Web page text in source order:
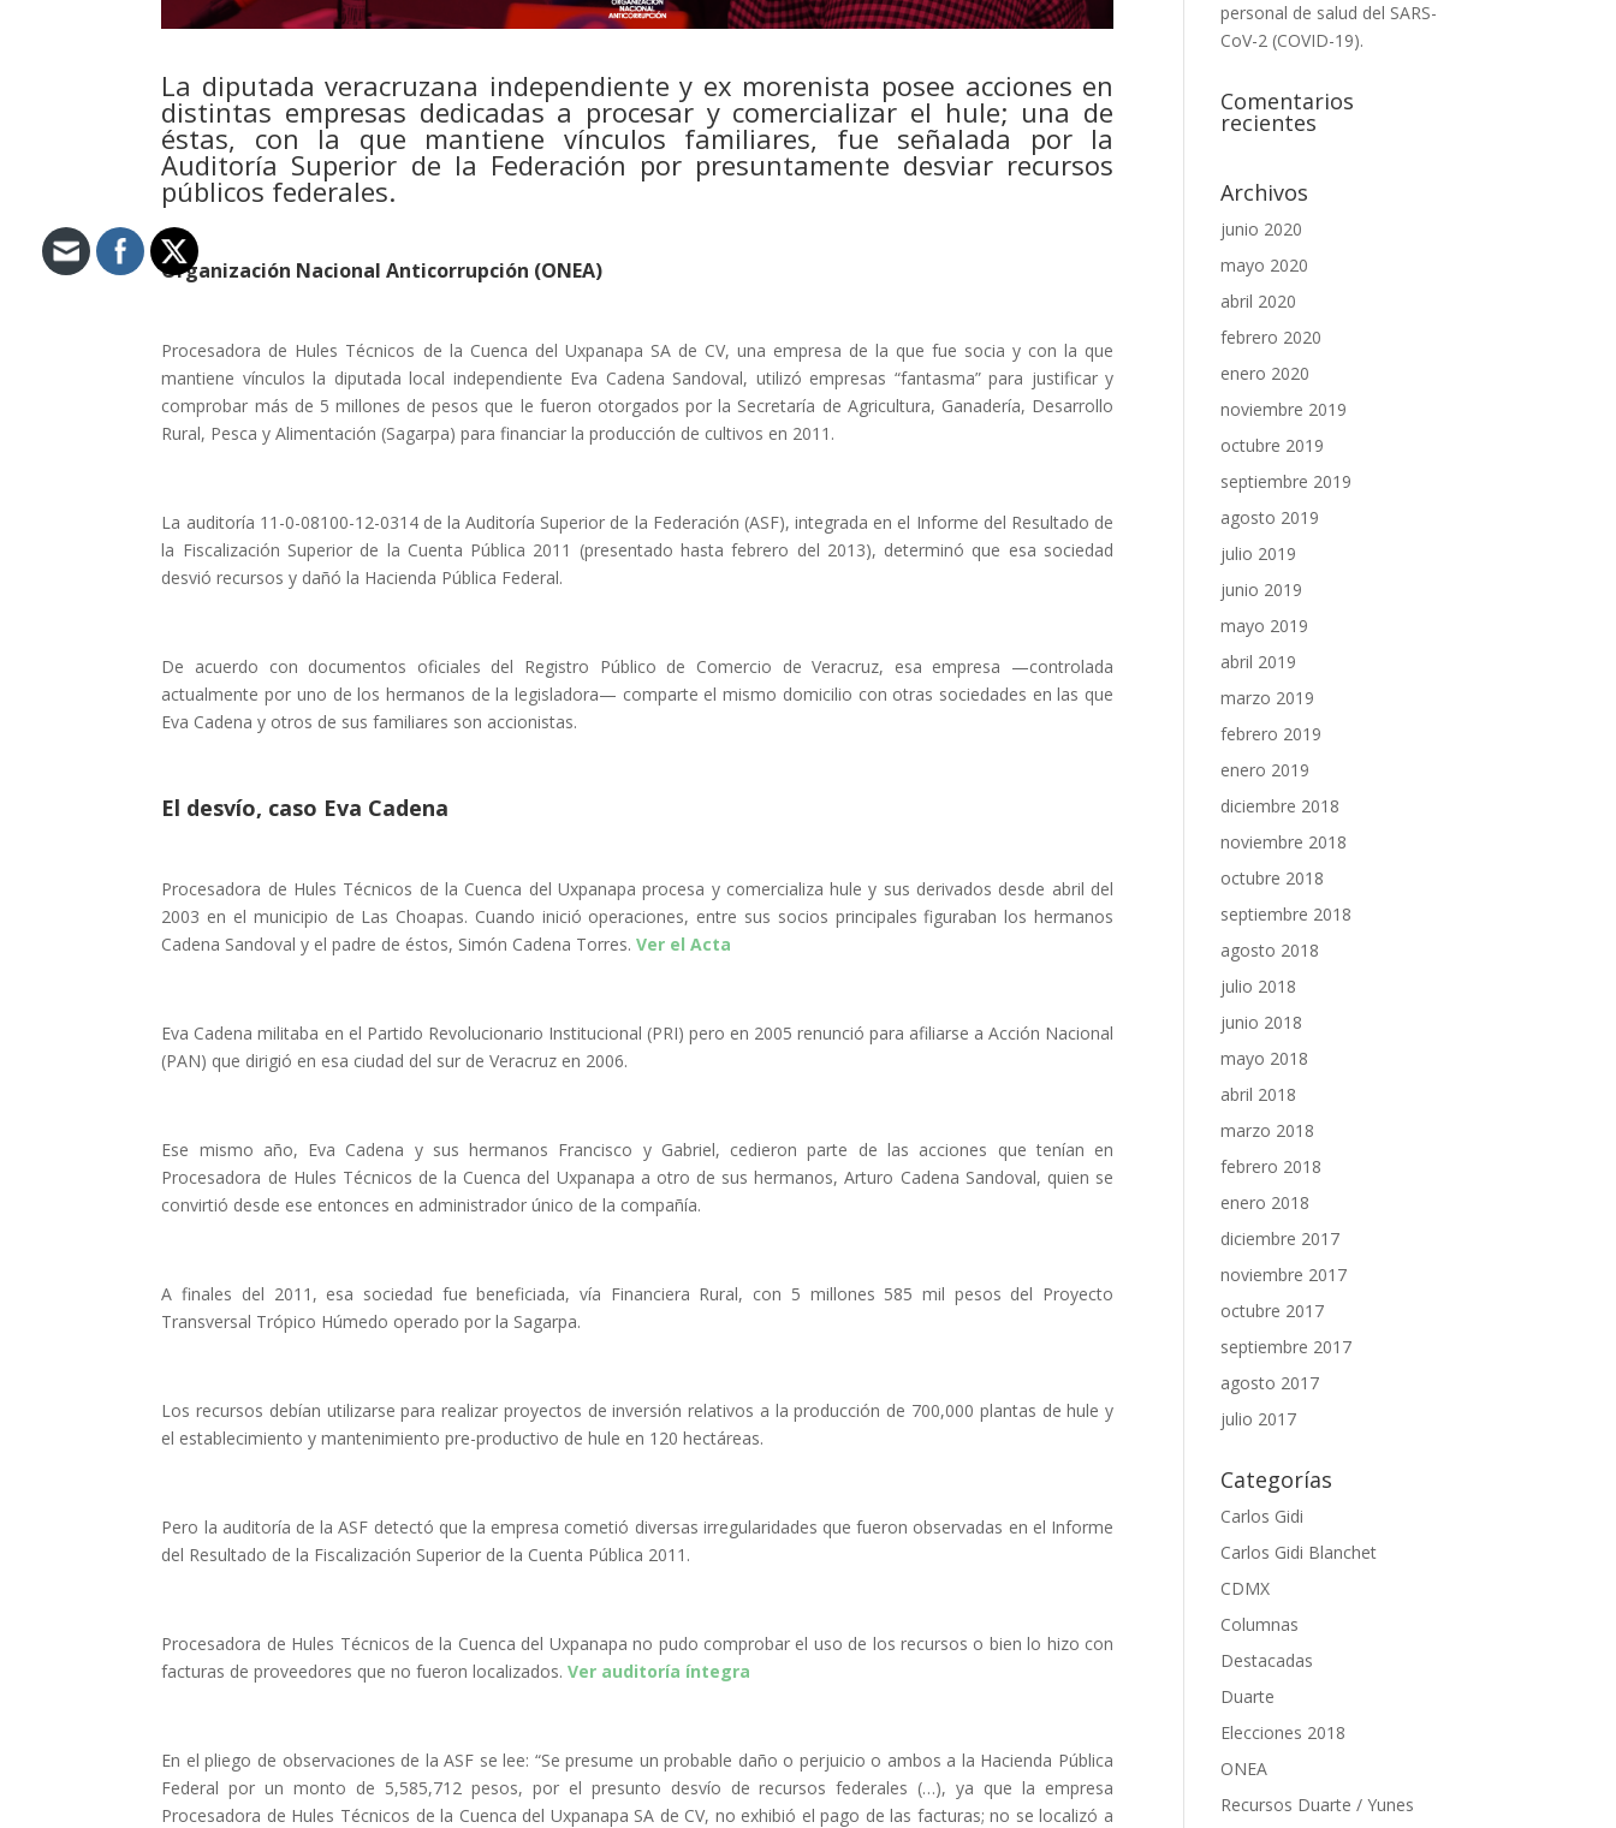
La diputada veracruzana independiente y ex morenista posee acciones en
distintas empresas dedicadas a procesar y comercializar el hule; una de
éstas, con la que mantiene vínculos familiares, fue señalada por la
Auditoría Superior de la Federación por presuntamente desviar recursos
públicos federales.
Organización Nacional Anticorrupción (ONEA)
Procesadora de Hules Técnicos de la Cuenca del Uxpanapa SA de CV, una empresa de la que fue socia y con la que
mantiene vínculos la diputada local independiente Eva Cadena Sandoval, utilizó empresas “fantasma” para justificar y
comprobar más de 5 millones de pesos que le fueron otorgados por la Secretaría de Agricultura, Ganadería, Desarrollo
Rural, Pesca y Alimentación (Sagarpa) para financiar la producción de cultivos en 2011.
La auditoría 11-0-08100-12-0314 de la Auditoría Superior de la Federación (ASF), integrada en el Informe del Resultado de
la Fiscalización Superior de la Cuenta Pública 2011 (presentado hasta febrero del 2013), determinó que esa sociedad
desvió recursos y dañó la Hacienda Pública Federal.
De acuerdo con documentos oficiales del Registro Público de Comercio de Veracruz, esa empresa —controlada
actualmente por uno de los hermanos de la legisladora— comparte el mismo domicilio con otras sociedades en las que
Eva Cadena y otros de sus familiares son accionistas.
El desvío, caso Eva Cadena
Procesadora de Hules Técnicos de la Cuenca del Uxpanapa procesa y comercializa hule y sus derivados desde abril del
2003 en el municipio de Las Choapas. Cuando inició operaciones, entre sus socios principales figuraban los hermanos
Cadena Sandoval y el padre de éstos, Simón Cadena Torres.Ver el Acta
Eva Cadena militaba en el Partido Revolucionario Institucional (PRI) pero en 2005 renunció para afiliarse a Acción Nacional
(PAN) que dirigió en esa ciudad del sur de Veracruz en 2006.
Ese mismo año, Eva Cadena y sus hermanos Francisco y Gabriel, cedieron parte de las acciones que tenían en
Procesadora de Hules Técnicos de la Cuenca del Uxpanapa a otro de sus hermanos, Arturo Cadena Sandoval, quien se
convirtió desde ese entonces en administrador único de la compañía.
A finales del 2011, esa sociedad fue beneficiada, vía Financiera Rural, con 5 millones 585 mil pesos del Proyecto
Transversal Trópico Húmedo operado por la Sagarpa.
Los recursos debían utilizarse para realizar proyectos de inversión relativos a la producción de 700,000 plantas de hule y
el establecimiento y mantenimiento pre-productivo de hule en 120 hectáreas.
Pero la auditoría de la ASF detectó que la empresa cometió diversas irregularidades que fueron observadas en el Informe
del Resultado de la Fiscalización Superior de la Cuenta Pública 2011.
Procesadora de Hules Técnicos de la Cuenca del Uxpanapa no pudo comprobar el uso de los recursos o bien lo hizo con
facturas de proveedores que no fueron localizados.Ver auditoría íntegra
En el pliego de observaciones de la ASF se lee: “Se presume un probable daño o perjuicio o ambos a la Hacienda Pública
Federal por un monto de 5,585,712 pesos, por el presunto desvío de recursos federales (…), ya que la empresa
Procesadora de Hules Técnicos de la Cuenca del Uxpanapa SA de CV, no exhibió el pago de las facturas; no se localizó a
personal de salud del SARS-
CoV-2 (COVID-19).
Comentarios
recientes
Archivos
junio 2020
mayo 2020
abril 2020
febrero 2020
enero 2020
noviembre 2019
octubre 2019
septiembre 2019
agosto 2019
julio 2019
junio 2019
mayo 2019
abril 2019
marzo 2019
febrero 2019
enero 2019
diciembre 2018
noviembre 2018
octubre 2018
septiembre 2018
agosto 2018
julio 2018
junio 2018
mayo 2018
abril 2018
marzo 2018
febrero 2018
enero 2018
diciembre 2017
noviembre 2017
octubre 2017
septiembre 2017
agosto 2017
julio 2017
Categorías
Carlos Gidi
Carlos Gidi Blanchet
CDMX
Columnas
Destacadas
Duarte
Elecciones 2018
ONEA
Recursos Duarte / Yunes